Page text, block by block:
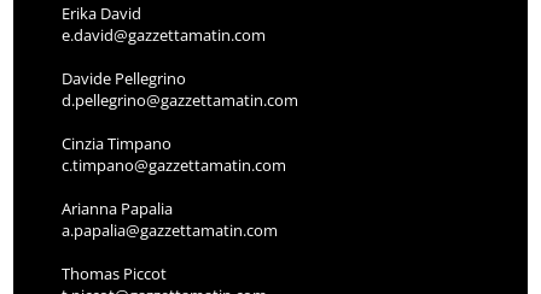
Erika David
e.david@gazzettamatin.com
Davide Pellegrino
d.pellegrino@gazzettamatin.com
Cinzia Timpano
c.timpano@gazzettamatin.com
Arianna Papalia
a.papalia@gazzettamatin.com
Thomas Piccot